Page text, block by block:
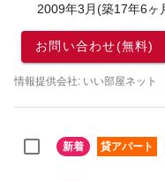
2009年3月(築17年6ヶ
お問い合わせ(無料)
情報提供会社: いい部屋ネッ
新着 貸アパート